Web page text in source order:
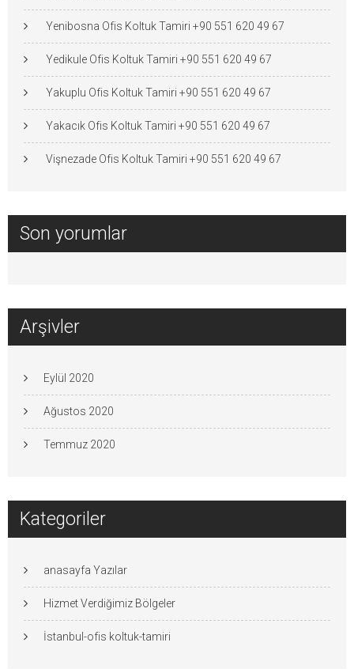
Yenibosna Ofis Koltuk Tamiri +90 551 620 49 67
Yedikule Ofis Koltuk Tamiri +90 551 620 49 67
Yakuplu Ofis Koltuk Tamiri +90 551 620 49 67
Yakacık Ofis Koltuk Tamiri +90 551 620 49 67
Vişnezade Ofis Koltuk Tamiri +90 551 620 49 67
Son yorumlar
Arşivler
Eylül 2020
Ağustos 2020
Temmuz 2020
Kategoriler
anasayfa Yazılar
Hizmet Verdiğimiz Bölgeler
İstanbul-ofis koltuk-tamiri